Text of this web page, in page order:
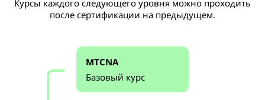
Курсы каждого следующего уровня можно проходить
после сертификации на предыдущем.
MTCNA
Базовый курс